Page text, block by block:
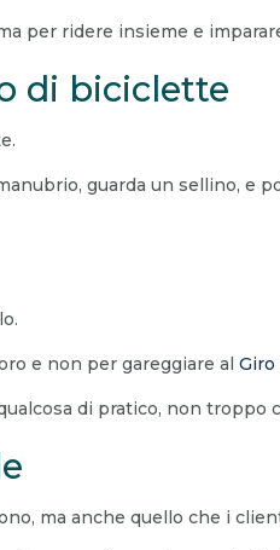
per ridere insieme e
di biciclette
guarda un sellino, e
e non per gareggiare alGiro
di pratico, non troppo
ma anche quello che i